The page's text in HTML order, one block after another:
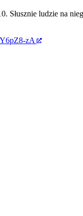
Słusznie ludzie na
zA